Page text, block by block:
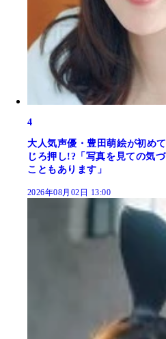
4
大人気声優・豊田萌絵が初め
じろ押し!?「写真を見ての気
こともあります」
2026年08月02日 13:00